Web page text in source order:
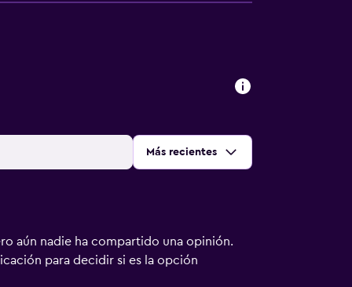
Ordenar por:
Más recientes
aún nadie ha compartido una opinión.
para decidir si es la opción